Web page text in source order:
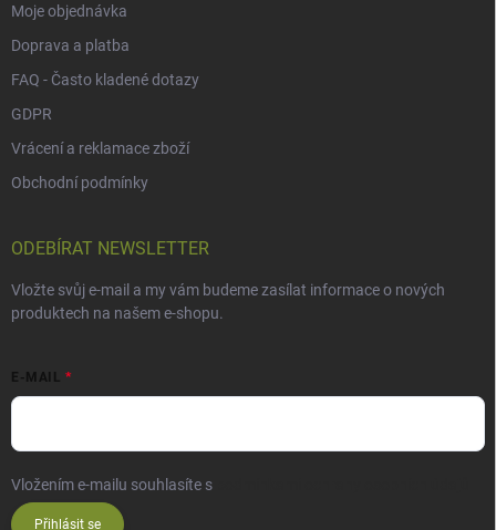
Moje objednávka
Doprava a platba
FAQ - Často kladené dotazy
GDPR
Vrácení a reklamace zboží
Obchodní podmínky
ODEBÍRAT NEWSLETTER
Vložte svůj e-mail a my vám budeme zasílat informace o nových
produktech na našem e-shopu.
E-MAIL
Vložením e-mailu souhlasíte s
Přihlásit se